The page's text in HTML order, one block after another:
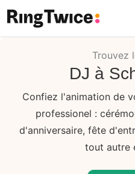
Ring Twice
Trouvez
DJ à
Confiez l'animation de
professionel :
d'anniversaire, fête
tout autre